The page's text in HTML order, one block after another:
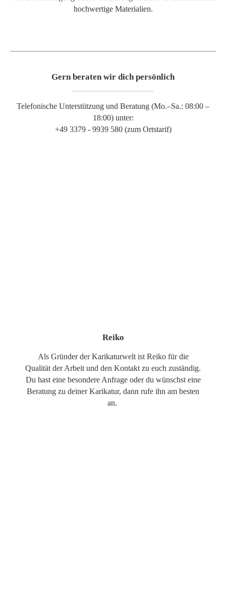
hochwertige Materialien.
Gern beraten wir dich persönlich
Telefonische Unterstützung und Beratung (Mo.–Sa.: 08:00 –
18:00) unter:
+49 3379 - 9939 580 (zum Ortstarif)
Reiko
Als Gründer der Karikaturwelt ist Reiko für die
Qualität der Arbeit und den Kontakt zu euch zuständig.
Du hast eine besondere Anfrage oder du wünschst eine
Beratung zu deiner Karikatur, dann rufe ihn am besten
an.